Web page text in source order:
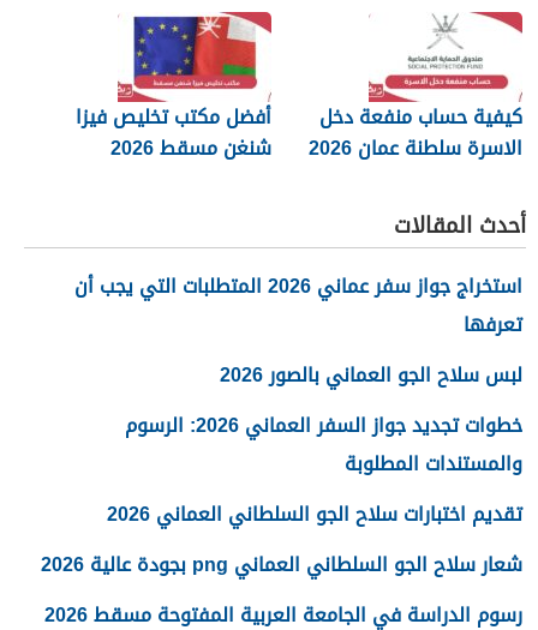
كيفية حساب منفعة دخل
الاسرة سلطنة عمان 2026
أفضل مكتب تخليص فيزا
شنغن مسقط 2026
أحدث المقالات
استخراج جواز سفر عماني 2026 المتطلبات التي يجب أن
تعرفها
لبس سلاح الجو العماني بالصور 2026
خطوات تجديد جواز السفر العماني 2026: الرسوم
والمستندات المطلوبة
تقديم اختبارات سلاح الجو السلطاني العماني 2026
شعار سلاح الجو السلطاني العماني png بجودة عالية 2026
رسوم الدراسة في الجامعة العربية المفتوحة مسقط 2026